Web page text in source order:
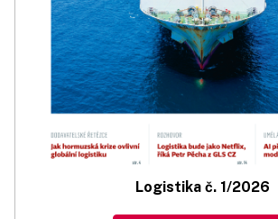
Logistika č. 1/2026